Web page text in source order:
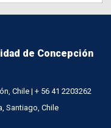
de Concepción
Chile | + 56 41 2203262
Santiago, Chile